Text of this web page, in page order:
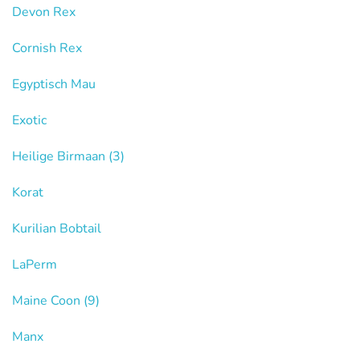
Devon Rex
Cornish Rex
Egyptisch Mau
Exotic
Heilige Birmaan (3)
Korat
Kurilian Bobtail
LaPerm
Maine Coon (9)
Manx